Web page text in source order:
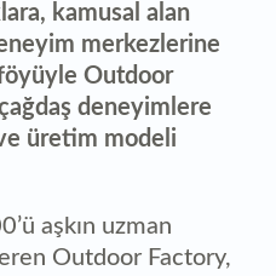
kamusal alan
merkezlerine
Outdoor
deneyimlere
üretim modeli
aşkın uzman
Outdoor Factory,